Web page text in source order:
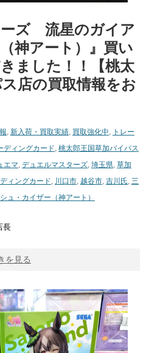
ーズ 流星のガイア
神アート）』買い
ました！！【桃太
店の買取情報をお
, 新入荷・買取実績, 買取強化中, トレー
ディングカード, 桃太郎王国草加バイパス
エマ, デュエルマスターズ, 埼玉県, 草加
ィングカード, 川口市, 越谷市, 吉川氏, 三
ュ・カイザー（神アート）
長
を見る